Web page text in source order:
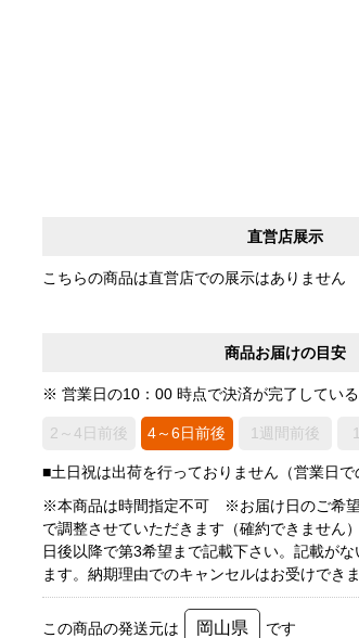
直営店展示
こちらの商品は直営店での展示はありません
商品お届けの目安
※ 営業日の10：00 時点で決済が完了してい
2～4日前後 4～6日前後 1週間前後
■土日祝は出荷を行っておりません（営業日で
※本商品は時間指定不可 ※お届け日のご希望
で調整させていただきます（確約できません
日後以降で第3希望まで記載下さい。記載が
ます。納期理由でのキャンセルはお受けでき
この商品の発送元は 岡山県 です